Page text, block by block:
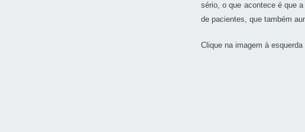
sério, o que acontece é que
de pacientes, que também
Clique na imagem à